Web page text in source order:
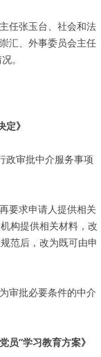
任张玉台、社会和法
汇、外事委员会主任
。
》
政审批中介服务事项
要求申请人提供相关
构提供相关材料，改
范后，改为既可由申
审批必要条件的中介
员”学习教育方案》